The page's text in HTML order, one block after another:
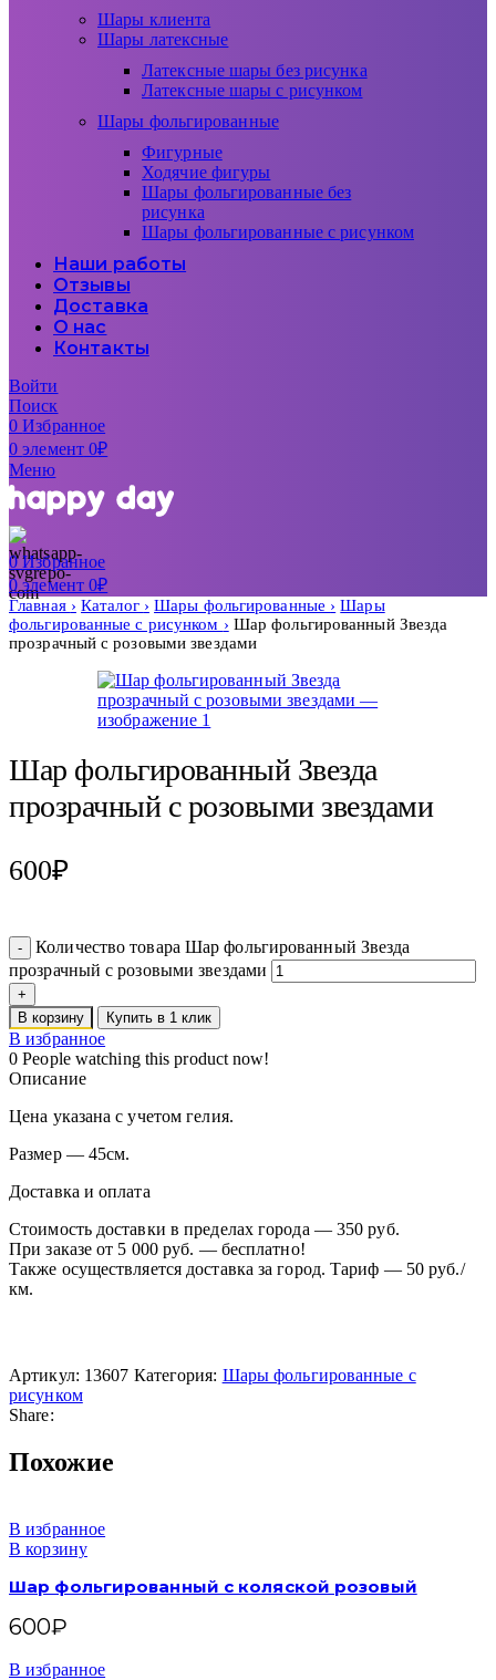
Шары клиента
Шары латексные
Латексные шары без рисунка
Латексные шары с рисунком
Шары фольгированные
Фигурные
Ходячие фигуры
Шары фольгированные без
рисунка
Шары фольгированные с рисунком
Наши работы
Отзывы
Доставка
О нас
Контакты
Войти
Поиск
0Избранное
0элемент 0₽
Меню
0Избранное
0элемент 0₽
Главная Каталог Шары фольгированные
Шары
фольгированные с рисунком
Шар фольгированный Звезда
прозрачный с розовыми звездами
Шар фольгированный Звезда
прозрачный с розовыми звездами
600₽
Количество товара Шар фольгированный Звезда
прозрачный с розовыми звездами
В корзину Купить в 1 клик
В избранное
0 People watching this product now!
Описание
Цена указана с учетом гелия.
Размер — 45см.
Доставка и оплата
Стоимость доставки в пределах города — 350 руб.
При заказе от 5 000 руб. — бесплатно!
Также осуществляется доставка за город. Тариф — 50 руб./
км.
Артикул: 13607 Категория: Шары фольгированные с
рисунком
Share:
Похожие
В избранное
В корзину
Шар фольгированный с коляской розовый
600₽
В избранное